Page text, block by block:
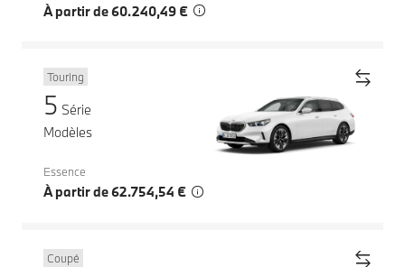
À partir de 60.240,49 €
Touring
5 Série
Modèles
Essence
À partir de 62.754,54 €
Coupé